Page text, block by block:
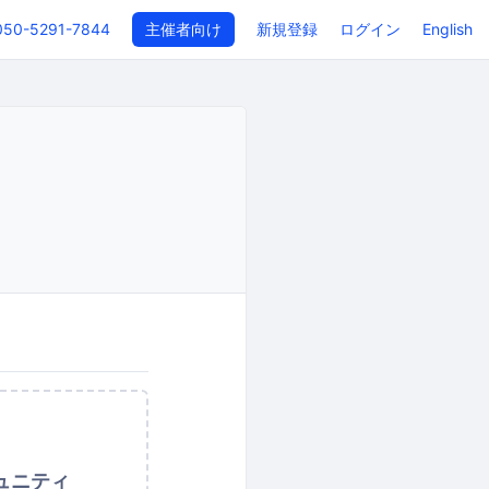
5291-7844 主催者向け 新規登録 ログイン English
ニティ